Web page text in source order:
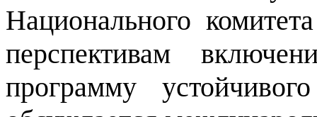
Национального
перспективам
программу